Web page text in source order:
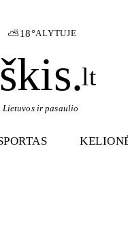
⛅18°ALYTUJE
.lt
Lietuvos ir pasaulio